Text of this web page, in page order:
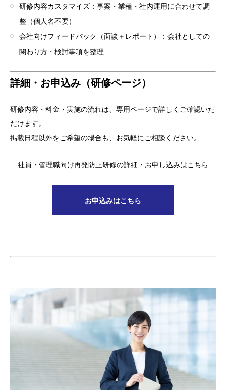
研修内容カスタマイズ：事案・業種・社内運用に合わせて調
整（個人名不要）
会社向けフィードバック（面談＋レポート）：会社としての
関わり方・検討事項を整理
詳細・お申込み（研修ページ）
研修内容・料金・実施の流れは、専用ページで詳しくご確認いた
だけます。
掲載日程以外をご希望の場合も、お気軽にご相談ください。
社員・管理職向け再発防止研修の詳細・お申し込みはこちら
お申込みはこちら